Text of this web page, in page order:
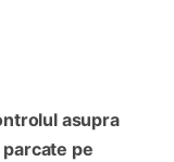
asupra
pe